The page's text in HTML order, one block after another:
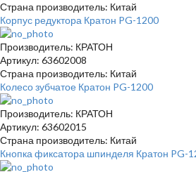
Страна производитель: Китай
Корпус редуктора Кратон PG-1200
Производитель: КРАТОН
Артикул: 63602008
Страна производитель: Китай
Колесо зубчатое Кратон PG-1200
Производитель: КРАТОН
Артикул: 63602015
Страна производитель: Китай
Кнопка фиксатора шпинделя Кратон PG-